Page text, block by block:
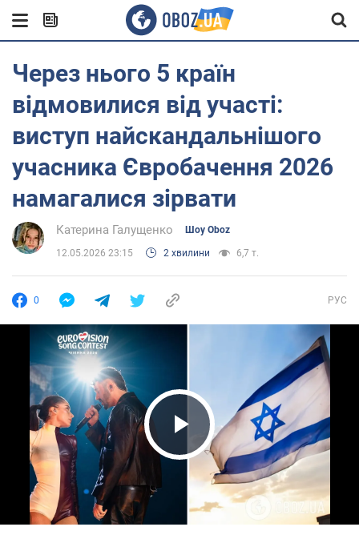
Через нього 5 країн
відмовилися від участі:
виступ найскандальнішого
учасника Євробачення 2026
намагалися зірвати
Катерина Галущенко Шоу Oboz
12.05.2026 23:15 2 хвилини 6,7 т.
0 РУС
Play Video